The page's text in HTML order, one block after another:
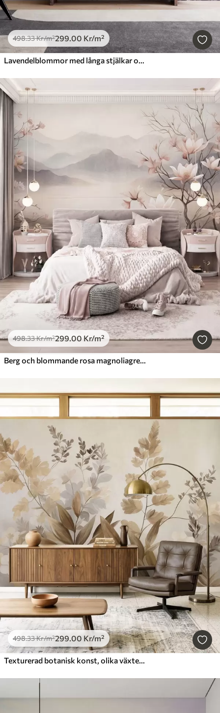
498.33Kr/m²299.00 Kr/m²
Lavendelblommor med långa stjälkar och blad, konstverk i mjuka pastellfärger med struktur
498.33Kr/m²299.00 Kr/m²
Berg och blommande rosa magnoliagrenar, ett landskap med varierad struktur
498.33Kr/m²299.00 Kr/m²
Texturerad botanisk konst, olika växter och blad i bruna och beige nyanser